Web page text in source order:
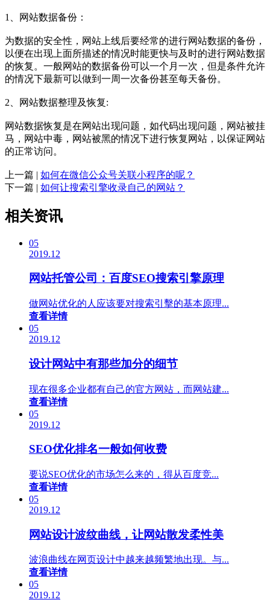
1、网站数据备份：
为数据的安全性，网站上线后要经常的进行网站数据的备份，
以便在出现上面所描述的情况时能更快与及时的进行网站数据
的恢复。一般网站的数据备份可以一个月一次，但是条件允许
的情况下最新可以做到一周一次备份甚至每天备份。
2、网站数据整理及恢复:
网站数据恢复是在网站出现问题，如代码出现问题，网站被挂
马，网站中毒，网站被黑的情况下进行恢复网站，以保证网站
的正常访问。
上一篇 | 如何在微信公众号关联小程序的呢？
下一篇 | 如何让搜索引擎收录自己的网站？
相关资讯
05
2019.12
网站托管公司：百度SEO搜索引擎原理
做网站优化的人应该要对搜索引擊的基本原理...
查看详情
05
2019.12
设计网站中有那些加分的细节
现在很多企业都有自己的官方网站，而网站建...
查看详情
05
2019.12
SEO优化排名一般如何收费
要说SEO优化的市场怎么来的，得从百度竞...
查看详情
05
2019.12
网站设计波纹曲线，让网站散发柔性美
波浪曲线在网页设计中越来越频繁地出现。与...
查看详情
05
2019.12